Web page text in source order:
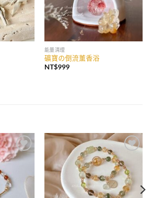
能量清理
礦寶の倒流薰香浴
NT$999
加入